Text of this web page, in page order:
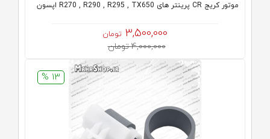
موتور کریج CR پرینتر های R270 , R290 , R295 , TX650 اپسون
3,500,000 تومان
4,000,000 تومان
13 %